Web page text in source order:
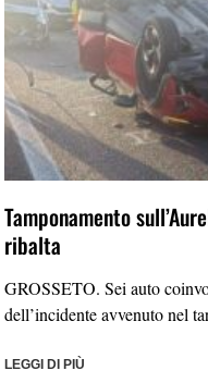
Tamponamento
ribalta
GROSSETO. Sei auto
dell’incidente avvenuto nel
LEGGI DI PIÙ